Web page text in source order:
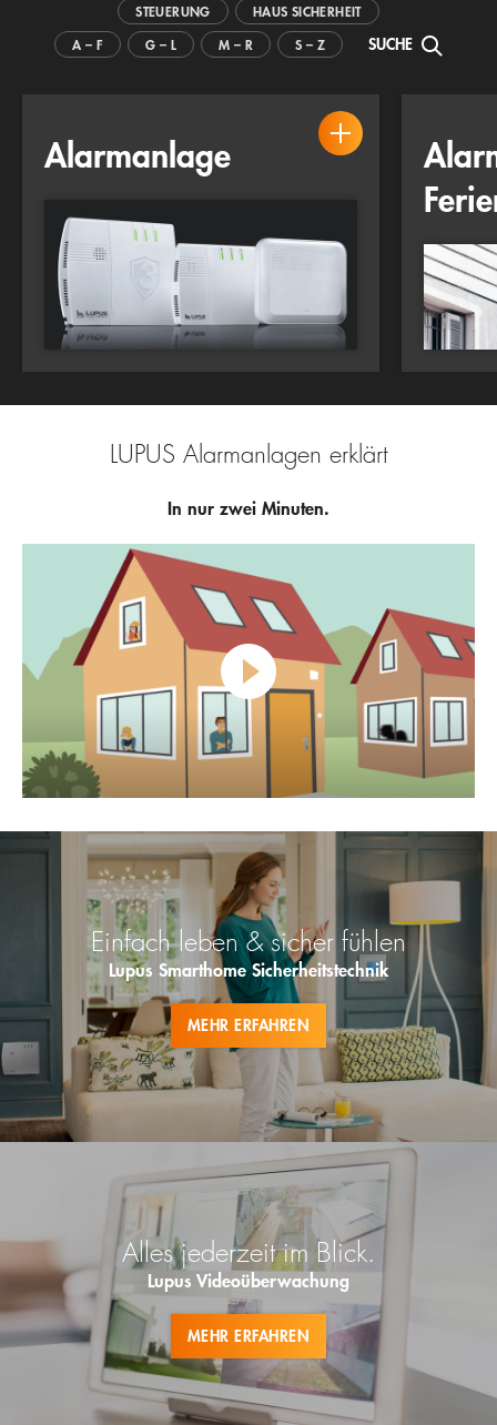
STEUERUNG
HAUS SICHERHEIT
A – F
G – L M – R S – Z SUCHE
Alarmanlage
LUPUS Alarmanlagen erklärt
In nur zwei Minuten.
Einfach leben & sicher fühlen
Lupus Smarthome Sicherheitstechnik
MEHR ERFAHREN
Alles jederzeit im Blick.
Lupus Videoüberwachung
MEHR ERFAHREN